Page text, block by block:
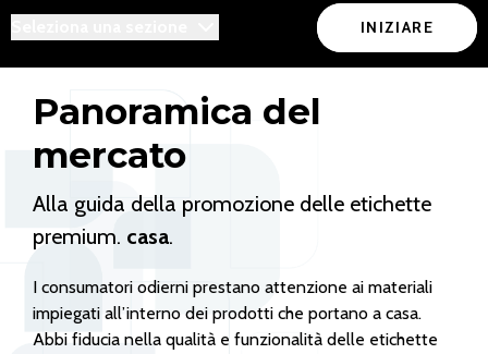
INIZIARE
Panoramica del
mercato
Alla guida della promozione delle etichette
premium. casa.
I consumatori odierni prestano attenzione ai materiali
impiegati all’interno dei prodotti che portano a casa.
Abbi fiducia nella qualità e funzionalità delle etichette